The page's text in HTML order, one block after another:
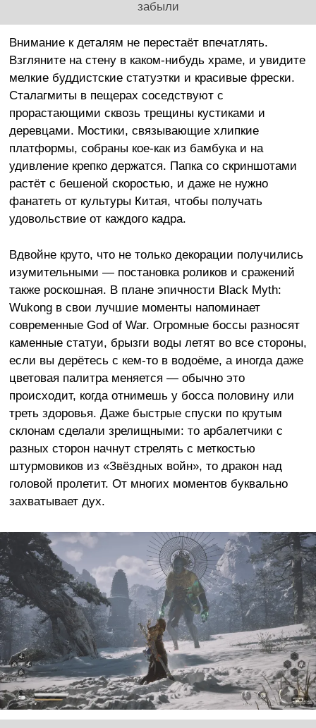
забыли
Внимание к деталям не перестаёт впечатлять.
Взгляните на стену в каком-нибудь храме, и увидите
мелкие буддистские статуэтки и красивые фрески.
Сталагмиты в пещерах соседствуют с
прорастающими сквозь трещины кустиками и
деревцами. Мостики, связывающие хлипкие
платформы, собраны кое-как из бамбука и на
удивление крепко держатся. Папка со скриншотами
растёт с бешеной скоростью, и даже не нужно
фанатеть от культуры Китая, чтобы получать
удовольствие от каждого кадра.
Вдвойне круто, что не только декорации получились
изумительными — постановка роликов и сражений
также роскошная. В плане эпичности Black Myth:
Wukong в свои лучшие моменты напоминает
современные God of War. Огромные боссы разносят
каменные статуи, брызги воды летят во все стороны,
если вы дерётесь с кем-то в водоёме, а иногда даже
цветовая палитра меняется — обычно это
происходит, когда отнимешь у босса половину или
треть здоровья. Даже быстрые спуски по крутым
склонам сделали зрелищными: то арбалетчики с
разных сторон начнут стрелять с меткостью
штурмовиков из «Звёздных войн», то дракон над
головой пролетит. От многих моментов буквально
захватывает дух.